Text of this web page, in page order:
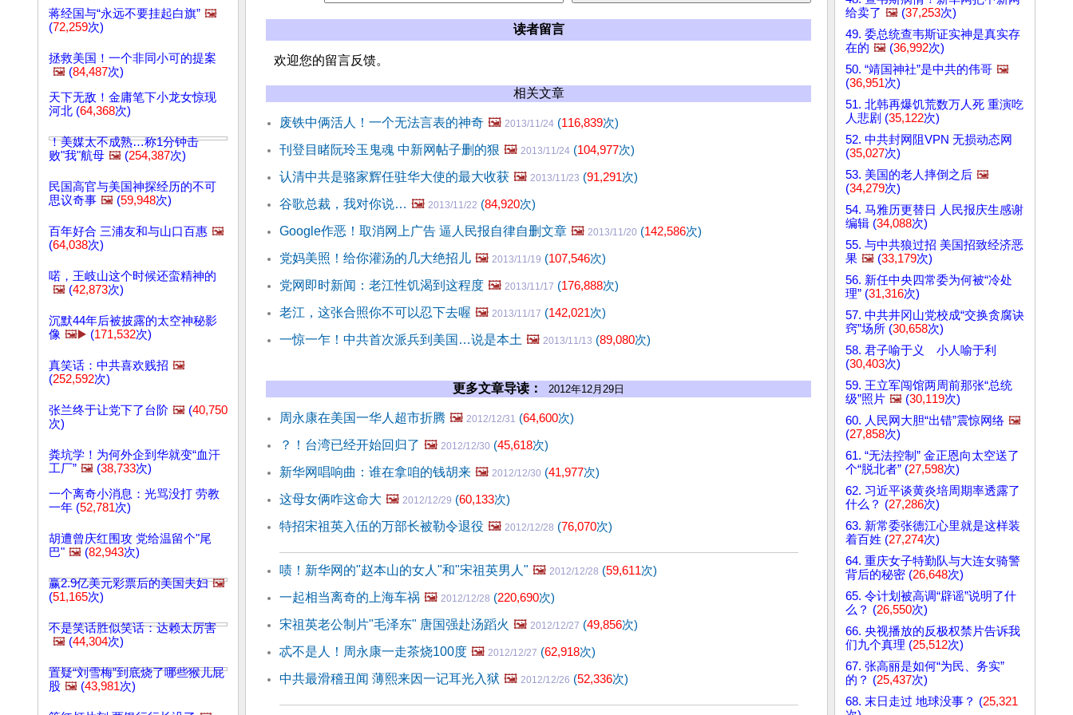
蒋经国与“永远不要挂起白旗” 🖼️
(72,259次)
拯救美国！一个非同小可的提案
🖼️ (84,487次)
天下无敌！金庸笔下小龙女惊现
河北 (64,368次)
！美媒太不成熟…称1分钟击
败"我"航母 🖼️ (254,387次)
民国高官与美国神探经历的不可
思议奇事 🖼️ (59,948次)
百年好合 三浦友和与山口百惠 🖼️
(64,038次)
喏，王岐山这个时候还蛮精神的
🖼️ (42,873次)
沉默44年后被披露的太空神秘影
像 🖼️▶️ (171,532次)
真笑话：中共喜欢贱招 🖼️
(252,592次)
张兰终于让党下了台阶 🖼️ (40,750
次)
粪坑学！为何外企到华就变“血汗
工厂” 🖼️ (38,733次)
一个离奇小消息：光骂没打 劳教
一年 (52,781次)
胡遭曾庆红围攻 党给温留个"尾
巴" 🖼️ (82,943次)
赢2.9亿美元彩票后的美国夫妇 🖼️
(51,165次)
不是笑话胜似笑话：达赖太厉害
🖼️ (44,304次)
置疑“刘雪梅”到底烧了哪些猴儿屁
股 🖼️ (43,981次)
读者留言
欢迎您的留言反馈。
相关文章
废铁中俩活人！一个无法言表的神奇 🖼️ 2013/11/24 (116,839次)
刊登目睹阮玲玉鬼魂 中新网帖子删的狠 🖼️ 2013/11/24 (104,977次)
认清中共是骆家辉任驻华大使的最大收获 🖼️ 2013/11/23 (91,291次)
谷歌总裁，我对你说… 🖼️ 2013/11/22 (84,920次)
Google作恶！取消网上广告 逼人民报自律自删文章 🖼️ 2013/11/20 (142,586次)
党妈美照！给你灌汤的几大绝招儿 🖼️ 2013/11/19 (107,546次)
党网即时新闻：老江性饥渴到这程度 🖼️ 2013/11/17 (176,888次)
老江，这张合照你不可以忍下去喔 🖼️ 2013/11/17 (142,021次)
一惊一乍！中共首次派兵到美国…说是本土 🖼️ 2013/11/13 (89,080次)
更多文章导读： 2012年12月29日
周永康在美国一华人超市折腾 🖼️ 2012/12/31 (64,600次)
？！台湾已经开始回归了 🖼️ 2012/12/30 (45,618次)
新华网唱响曲：谁在拿咱的钱胡来 🖼️ 2012/12/30 (41,977次)
这母女俩咋这命大 🖼️ 2012/12/29 (60,133次)
特招宋祖英入伍的万部长被勒令退役 🖼️ 2012/12/28 (76,070次)
啧！新华网的"赵本山的女人"和"宋祖英男人" 🖼️ 2012/12/28 (59,611次)
一起相当离奇的上海车祸 🖼️ 2012/12/28 (220,690次)
宋祖英老公制片"毛泽东" 唐国强赴汤蹈火 🖼️ 2012/12/27 (49,856次)
忒不是人！周永康一走茶烧100度 🖼️ 2012/12/27 (62,918次)
中共最滑稽丑闻 薄熙来因一记耳光入狱 🖼️ 2012/12/26 (52,336次)
给卖了 🖼️ (37,253次)
49. 委总统查韦斯证实神是真实存
在的 🖼️ (36,992次)
50. “靖国神社”是中共的伟哥 🖼️
(36,951次)
51. 北韩再爆饥荒数万人死 重演吃
人悲剧 (35,122次)
52. 中共封网阻VPN 无损动态网
(35,027次)
53. 美国的老人摔倒之后 🖼️
(34,279次)
54. 马雅历更替日 人民报庆生感谢
编辑 (34,088次)
55. 与中共狼过招 美国招致经济恶
果 🖼️ (33,179次)
56. 新任中央四常委为何被“冷处
理” (31,316次)
57. 中共井冈山党校成“交换贪腐诀
窍”场所 (30,658次)
58. 君子喻于义 小人喻于利
(30,403次)
59. 王立军闯馆两周前那张“总统
级”照片 🖼️ (30,119次)
60. 人民网大胆“出错”震惊网络 🖼️
(27,858次)
61. “无法控制” 金正恩向太空送了
个“脱北者” (27,598次)
62. 习近平谈黄炎培周期率透露了
什么？ (27,286次)
63. 新常委张德江心里就是这样装
着百姓 (27,274次)
64. 重庆女子特勤队与大连女骑警
背后的秘密 (26,648次)
65. 令计划被高调“辟谣”说明了什
么？ (26,550次)
66. 央视播放的反极权禁片告诉我
们九个真理 (25,512次)
67. 张高丽是如何“为民、务实”
的？ (25,437次)
68. 末日走过 地球没事？ (25,321